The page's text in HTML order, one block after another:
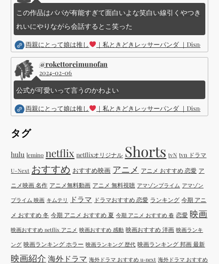
この作品はパパが有能すぎて面白いよな笑白い線引くやつき
れいにやりながら会話するとこ笑った
両親にとって娘は推し ｜私ときどきレッサーパンダ ｜Disney (
@rokettoreimunofan
2024-02-06
公式が可愛いって言うのかわよい
両親にとって娘は推し ｜私ときどきレッサーパンダ ｜Disney (
タグ
hulu lemino netflix netflixオリジナル Shorts tvN tvn ドラマ
U-Next おすすめ おすすめ映画 アニメ アニメ おすすめ 恋愛 ア
ニメ映画 名作 アニメ無料動画 アニメ 無料視聴 アマゾンプライム アマゾン
プライム 映画 キムテリ ドラマ ドラマおすすめ 恋愛 ランキング 今期 アニ
メ おすすめ 冬 今期 アニメ おすすめ 夏 今期 アニメ おすすめ 春 恋愛 映画
映画おすすめ netflix アニメ 映画おすすめ 感動 映画おすすめ 洋画 映画ランキ
ング 映画ランキング ホラー 映画ランキング 歴代 映画ランキング 邦画 最新
映画紹介 海外ドラマ 海外ドラマ おすすめ u-next 海外ドラマ おすすめ